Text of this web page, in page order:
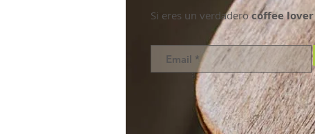
Si eres un verdaderocoffee lover